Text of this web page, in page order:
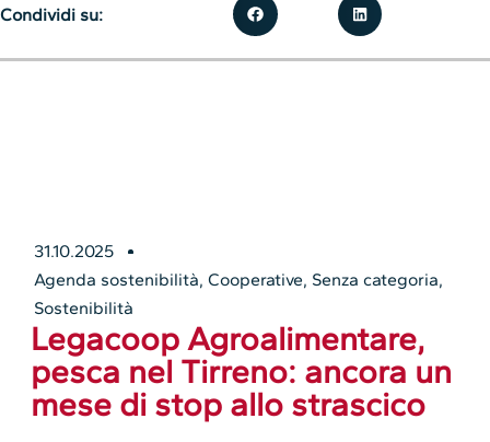
31.10.2025
Agenda sostenibilità,Cooperative, Senza categoria,
Sostenibilità
Legacoop Agroalimentare,
pesca nel Tirreno: ancora un
mese di stop allo strascico
Condividi su: